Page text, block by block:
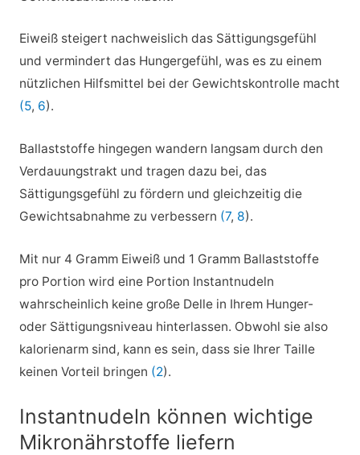
Eiweiß steigert nachweislich das Sättigungsgefühl
und vermindert das Hungergefühl, was es zu einem
nützlichen Hilfsmittel bei der Gewichtskontrolle macht
(5, 6).
Ballaststoffe hingegen wandern langsam durch den
Verdauungstrakt und tragen dazu bei, das
Sättigungsgefühl zu fördern und gleichzeitig die
Gewichtsabnahme zu verbessern (7, 8).
Mit nur 4 Gramm Eiweiß und 1 Gramm Ballaststoffe
pro Portion wird eine Portion Instantnudeln
wahrscheinlich keine große Delle in Ihrem Hunger-
oder Sättigungsniveau hinterlassen. Obwohl sie also
kalorienarm sind, kann es sein, dass sie Ihrer Taille
keinen Vorteil bringen (2).
Instantnudeln können wichtige
Mikronährstoffe liefern